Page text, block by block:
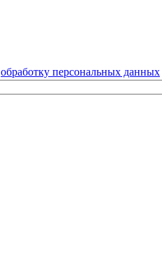
обработку персональных данных